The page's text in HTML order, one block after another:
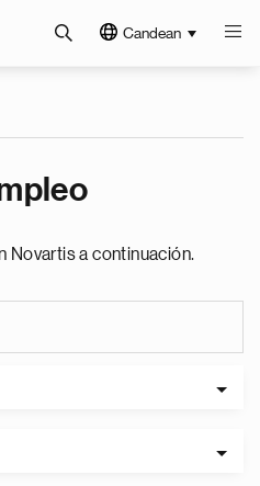
Candean
Novartis a continuación.